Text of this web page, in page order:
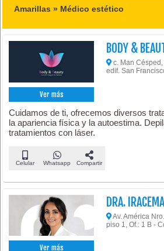
Amarillas » Médico estético
Ver más
BODY &
c. Man
edif. San
Cuidamos de ti, ofrecemos diversos
la apariencia física y la autoestima.
tratamientos con láser.
Celular Whatsapp Compartir
Ver más
DRA.
Av. América
piso 1, Of.: 1 B -